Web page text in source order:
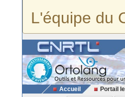
L'équipe du
Accueil Portail